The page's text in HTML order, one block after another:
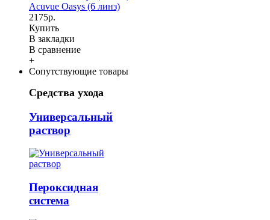
Acuvue Oasys (6 линз)
2175р.
Купить
В закладки
В сравнение
+
Сопутствующие товары
Средства ухода
Универсальный
раствор
Пероксидная
система